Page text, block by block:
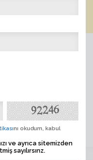
nı okudum, kabul
ve ayrıca sitemizden
sayılırsınz.